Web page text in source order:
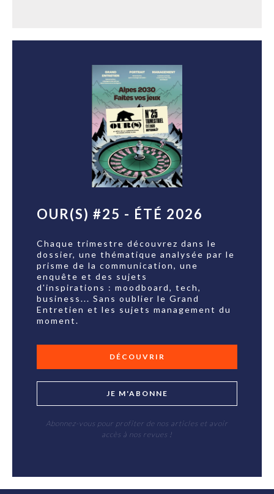
OUR(S) #25 - ÉTÉ 2026
Chaque trimestre découvrez dans le
dossier, une thématique analysée par le
prisme de la communication, une
enquête et des sujets
d'inspirations : moodboard, tech,
business... Sans oublier le Grand
Entretien et les sujets management du
moment.
DÉCOUVRIR
JE M'ABONNE
Abonnez-vous pour profiter de nos articles et avoir
accès à nos revues !